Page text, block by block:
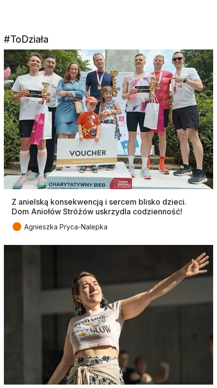
#ToDziała
Z anielską konsekwencją i sercem blisko dzieci.
Dom Aniołów Stróżów uskrzydla codzienność!
● Agnieszka Pryca-Nalepka